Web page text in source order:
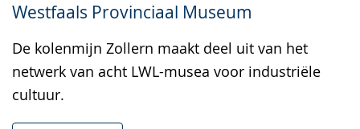
Westfaals Provinciaal Museum
De kolenmijn Zollern maakt deel uit van het
netwerk van acht LWL-musea voor industriële
cultuur.
Gebärdensprache
wird
angezeigt.